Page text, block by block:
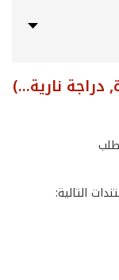
نارية...)